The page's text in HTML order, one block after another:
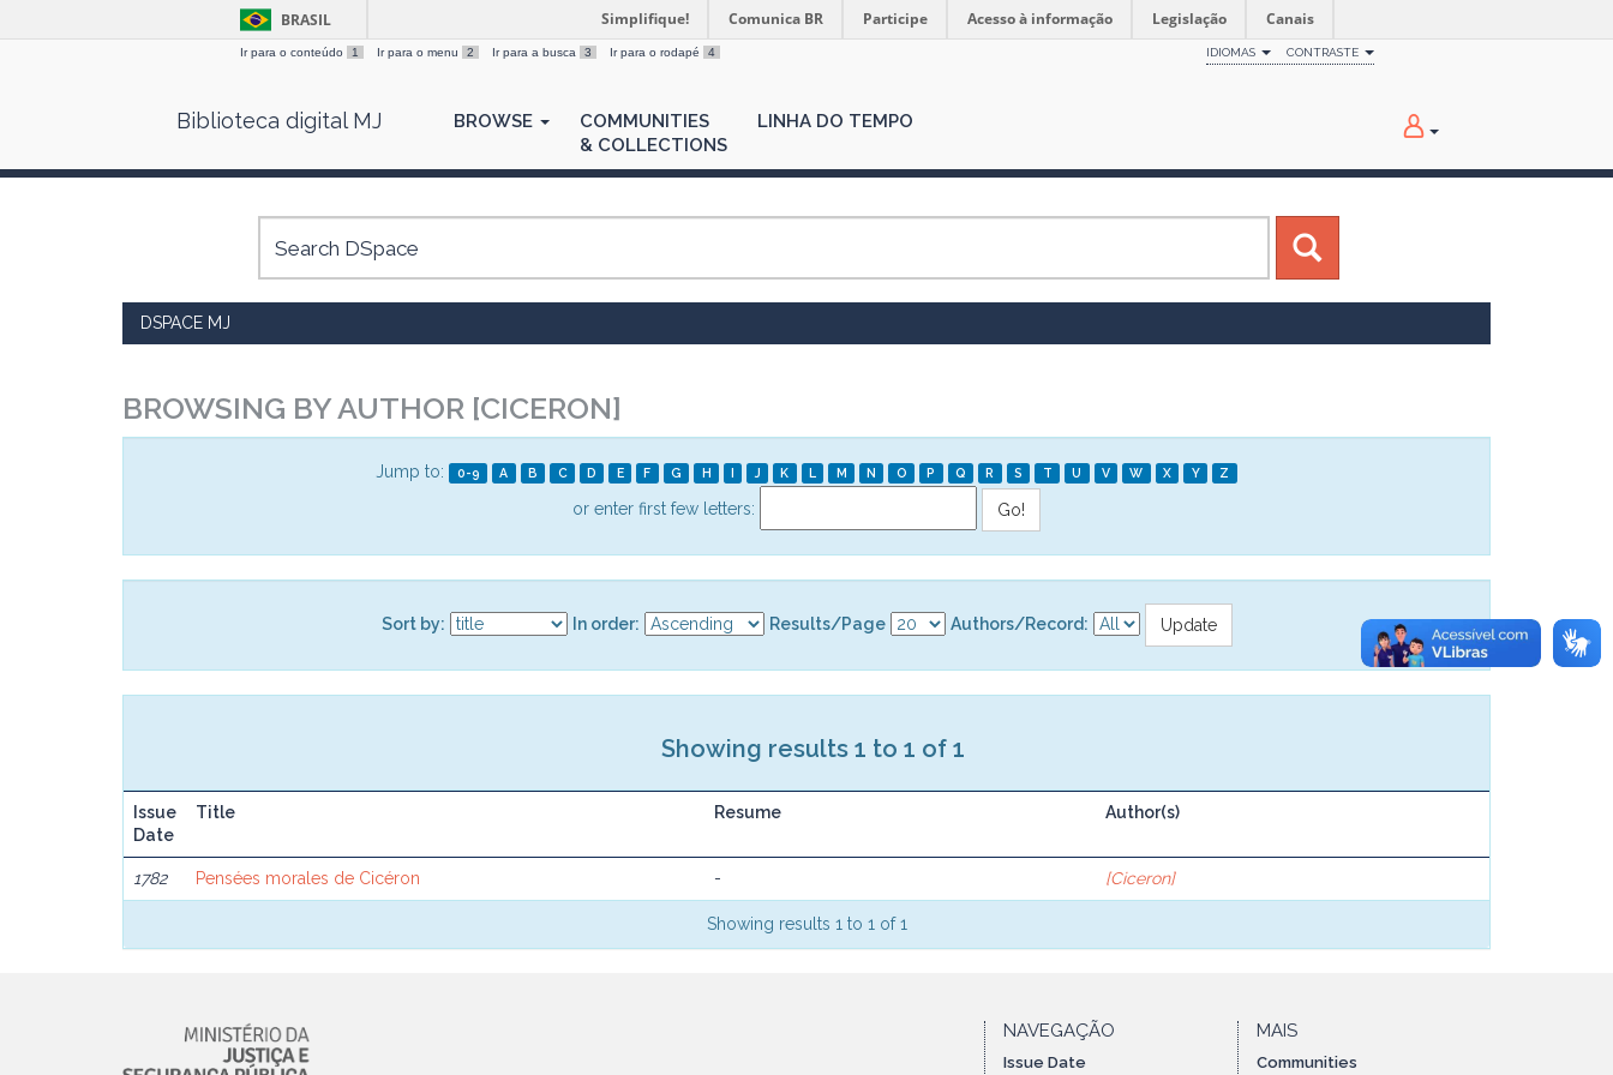
BRASIL Simplifique! Comunica BR Participe Acesso à informação Legislação Canais
Ir para o conteúdo 1 Ir para o menu 2 Ir para a busca 3 Ir para o rodapé 4 IDIOMAS CONTRASTE
Biblioteca digital MJ BROWSE
COMMUNITIES
& COLLECTIONS
LINHA DO TEMPO
DSPACE MJ
BROWSING BY AUTHOR [CICERON]
Jump to: 0-9 A B C D E F G H I J K L M N O P Q R S T U V W X Y Z
or enter first few letters:
Sort by: In order: Results/Page Authors/Record:
Showing results 1 to 1 of 1
Issue
Date
Title Resume Author(s)
1782 Pensées morales de Cicéron - [Ciceron]
Showing results 1 to 1 of 1
NAVEGAÇÃO
Issue Date
MAIS
Communities